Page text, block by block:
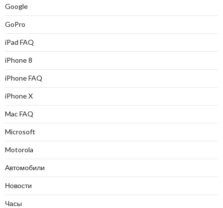
Google
GoPro
iPad FAQ
iPhone 8
iPhone FAQ
iPhone X
Mac FAQ
Microsoft
Motorola
Автомобили
Новости
Часы